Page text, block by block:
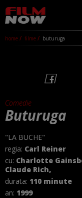
home filme buturuga
Comedie
Buturuga
"LA BUCHE"
regia: Carl Reiner
cu: Charlotte
Claude Rich,
durata: 110 minute
an: 1999